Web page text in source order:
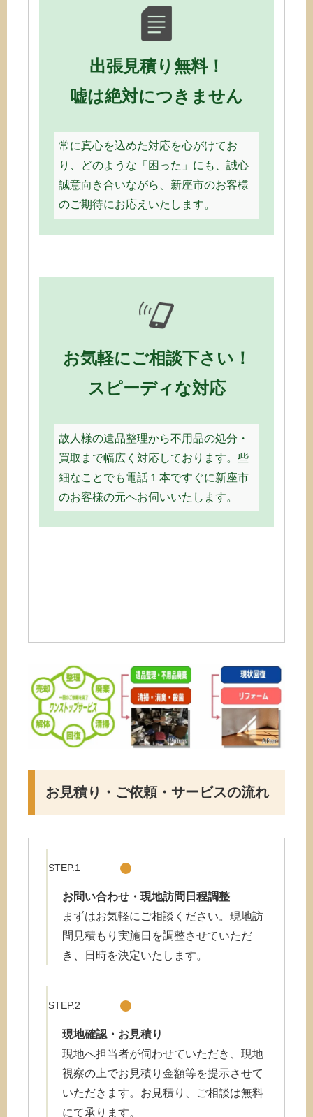
出張見積り無料！
嘘は絶対につきません
常に真心を込めた対応を心がけてお
り、どのような「困った」にも、誠心
誠意向き合いながら、新座市のお客様
のご期待にお応えいたします。
お気軽にご相談下さい！
スピーディな対応
故人様の遺品整理から不用品の処分・
買取まで幅広く対応しております。些
細なことでも電話１本ですぐに新座市
のお客様の元へお伺いいたします。
お見積り・ご依頼・サービスの流れ
STEP.1
お問い合わせ・現地訪問日程調整
まずはお気軽にご相談ください。現地訪
問見積もり実施日を調整させていただ
き、日時を決定いたします。
STEP.2
現地確認・お見積り
現地へ担当者が伺わせていただき、現地
視察の上でお見積り金額等を提示させて
いただきます。お見積り、ご相談は無料
にて承ります。